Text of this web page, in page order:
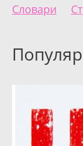
Словари